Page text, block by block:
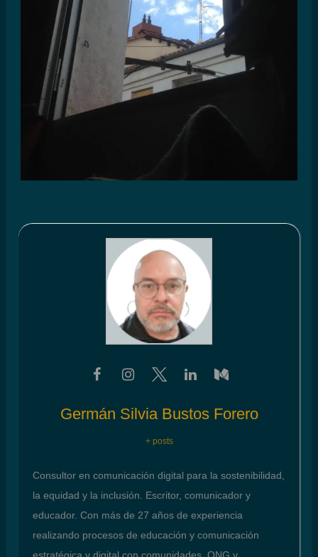
Germán Silvia Bustos Forero
+ posts
Consultor en comunicación digital para la sostenibilidad,
la equidad y la inclusión. Escritor, comunicador y
educador. Con más de 27 años de experiencia
realizando procesos de educación y comunicación